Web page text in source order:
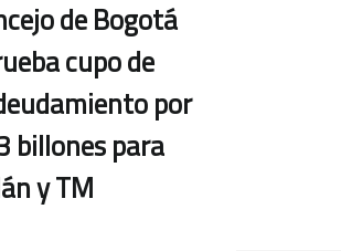
de Bogotá
cupo de
por
billones para
y TM